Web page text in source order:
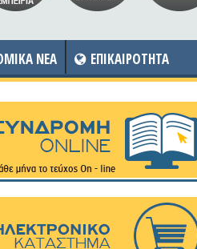
NEA ΕΠΙΚΑΙΡΟΤΗΤΑ